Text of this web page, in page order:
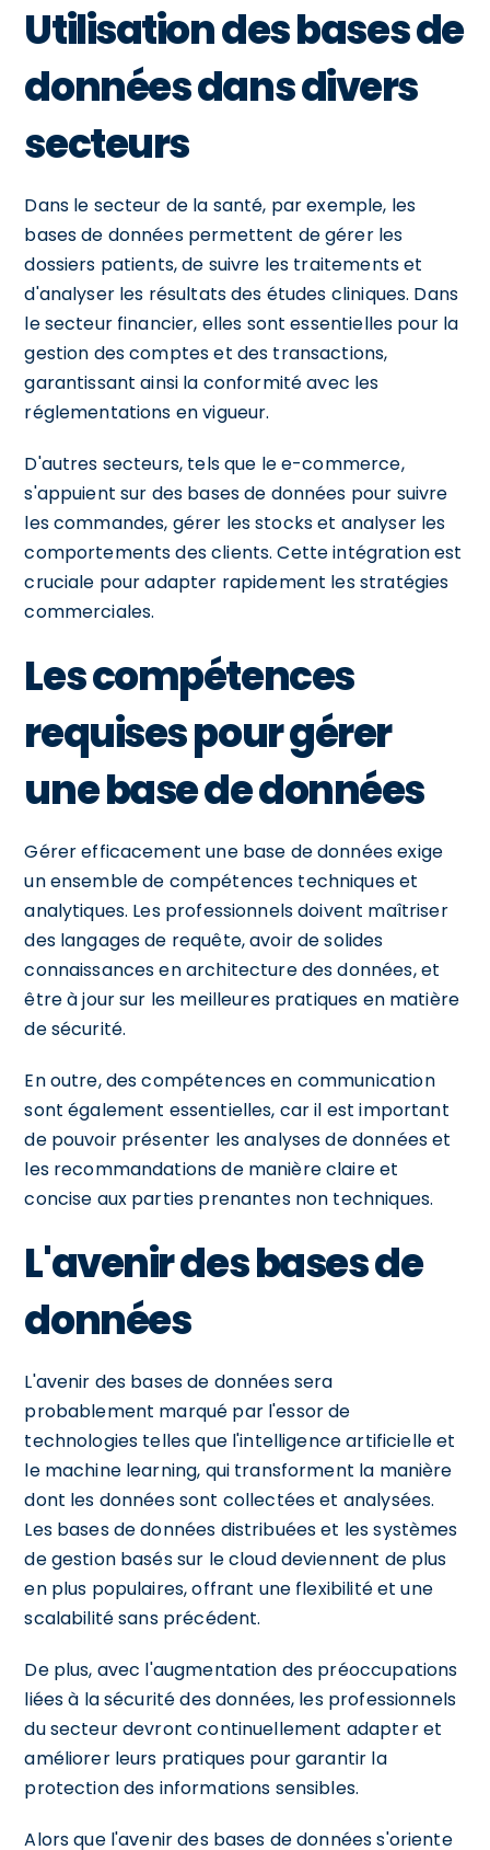
Utilisation des bases de
données dans divers
secteurs
Dans le secteur de la santé, par exemple, les
bases de données permettent de gérer les
dossiers patients, de suivre les traitements et
d'analyser les résultats des études cliniques. Dans
le secteur financier, elles sont essentielles pour la
gestion des comptes et des transactions,
garantissant ainsi la conformité avec les
réglementations en vigueur.
D'autres secteurs, tels que le e-commerce,
s'appuient sur des bases de données pour suivre
les commandes, gérer les stocks et analyser les
comportements des clients. Cette intégration est
cruciale pour adapter rapidement les stratégies
commerciales.
Les compétences
requises pour gérer
une base de données
Gérer efficacement une base de données exige
un ensemble de compétences techniques et
analytiques. Les professionnels doivent maîtriser
des langages de requête, avoir de solides
connaissances en architecture des données, et
être à jour sur les meilleures pratiques en matière
de sécurité.
En outre, des compétences en communication
sont également essentielles, car il est important
de pouvoir présenter les analyses de données et
les recommandations de manière claire et
concise aux parties prenantes non techniques.
L'avenir des bases de
données
L'avenir des bases de données sera
probablement marqué par l'essor de
technologies telles que l'intelligence artificielle et
le machine learning, qui transforment la manière
dont les données sont collectées et analysées.
Les bases de données distribuées et les systèmes
de gestion basés sur le cloud deviennent de plus
en plus populaires, offrant une flexibilité et une
scalabilité sans précédent.
De plus, avec l'augmentation des préoccupations
liées à la sécurité des données, les professionnels
du secteur devront continuellement adapter et
améliorer leurs pratiques pour garantir la
protection des informations sensibles.
Alors que l'avenir des bases de données s'oriente